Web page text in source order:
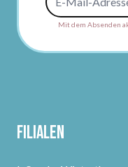
Mit dem Absenden
Filialen